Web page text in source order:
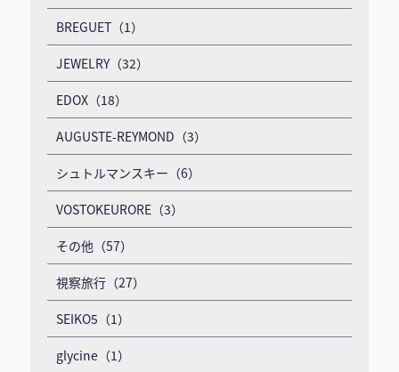
BREGUET（1）
JEWELRY（32）
EDOX（18）
AUGUSTE-REYMOND（3）
シュトルマンスキー（6）
VOSTOKEURORE（3）
その他（57）
視察旅行（27）
SEIKO5（1）
glycine（1）